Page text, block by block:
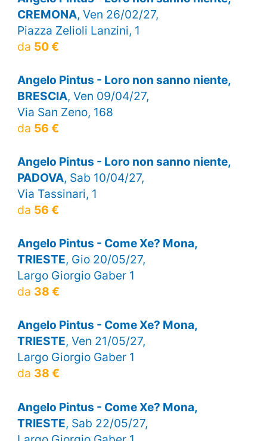
CREMONA, Ven 26/02/27,
Piazza Zelioli Lanzini, 1
da 50 €
Angelo Pintus - Loro non sanno niente,
BRESCIA, Ven 09/04/27,
Via San Zeno, 168
da 56 €
Angelo Pintus - Loro non sanno niente,
PADOVA, Sab 10/04/27,
Via Tassinari, 1
da 56 €
Angelo Pintus - Come Xe? Mona,
TRIESTE, Gio 20/05/27,
Largo Giorgio Gaber 1
da 38 €
Angelo Pintus - Come Xe? Mona,
TRIESTE, Ven 21/05/27,
Largo Giorgio Gaber 1
da 38 €
Angelo Pintus - Come Xe? Mona,
TRIESTE, Sab 22/05/27,